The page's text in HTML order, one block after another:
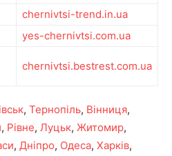
chernivtsi-trend.in.ua
yes-chernivtsi.com.ua
chernivtsi.bestrest.com.ua
, Тернопіль, Вінниця,
, Рівне, Луцьк, Житомир,
, Дніпро, Одеса, Харків,